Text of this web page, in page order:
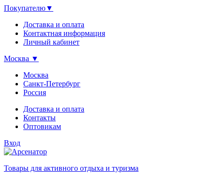
Покупателю▼
Доставка и оплата
Контактная информация
Личный кабинет
Москва ▼
Москва
Санкт-Петербург
Россия
Доставка и оплата
Контакты
Оптовикам
Вход
Товары для активного отдыха и туризма